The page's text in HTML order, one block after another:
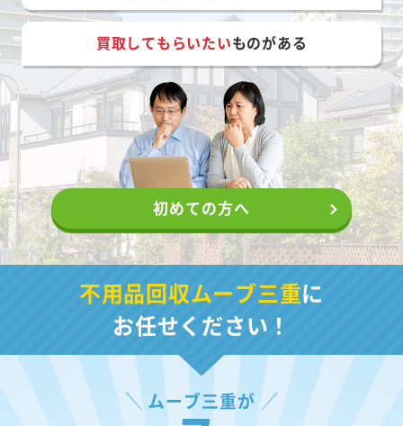
買取してもらいたいものがある
初めての方へ
不用品回収ムーブ三重に
お任せください！
ムーブ三重が